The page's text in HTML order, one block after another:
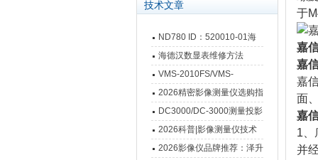
技术文章
ND780 ID：520010-01海
德汉数显表故障维修内容
海德汉数显表维修方法
VMS-2010FS/VMS-
3020FS/VMS-4030FS手动
影像测量仪技术参数
2026精密影像测量仪选购指
南 靠谱品牌一站式选型推荐
DC3000/DC-3000测量投影
仪万濠数据处理器数显表故
障维修方法
2026科普|影像测量仪技术
原理、分类及选型应用
2026影像仪品牌推荐：泽升
于
嘉
嘉
嘉
面
嘉
1、
并